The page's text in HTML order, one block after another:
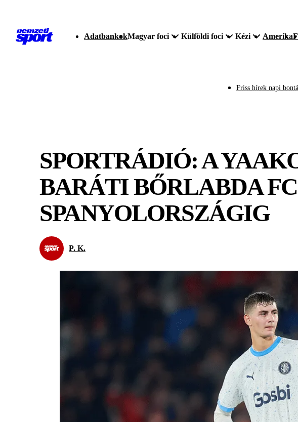
AdatbankokMagyar foci Külföldi foci Kézi Amerika
Friss hírek napi
SPORTRÁDIÓ: A
BARÁTI BŐRLABDA
SPANYOLORSZÁGIG
P. K.